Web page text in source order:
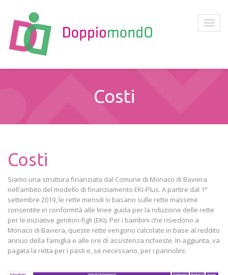
Costi
Costi
Siamo una struttura finanziata dal Comune di Monaco di Baviera
nell’ambito del modello di finanziamento EKI-Plus. A partire dal 1°
settembre 2019, le rette mensili si basano sulle rette massime
consentite in conformità alle linee guida per la riduzione delle rette
per le iniziative genitori-figli (EKI). Per i bambini che risiedono a
Monaco di Baviera, queste rette vengono calcolate in base al reddito
annuo della famiglia e alle ore di assistenza richieste. In aggiunta, va
pagata la retta per i pasti e, se necessario, per i pannolini.